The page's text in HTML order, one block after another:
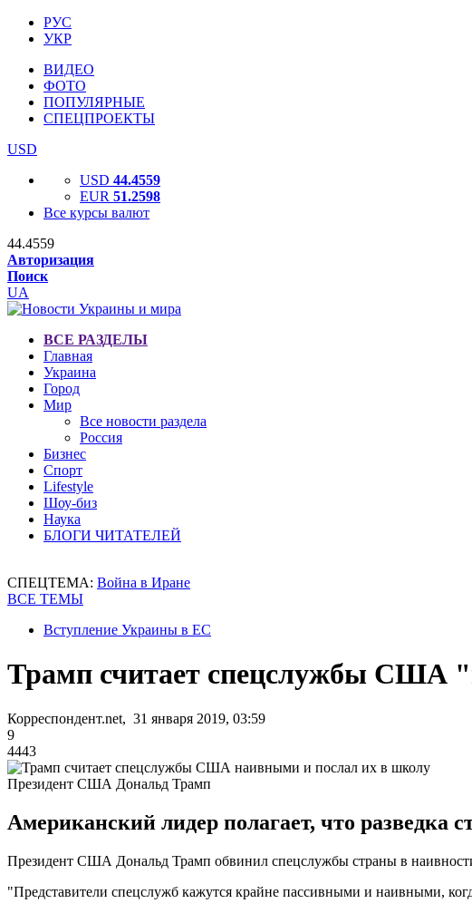
РУС
УКР
ВИДЕО
ФОТО
ПОПУЛЯРНЫЕ
СПЕЦПРОЕКТЫ
USD
USD 44.4559
EUR 51.2598
Все курсы валют
44.4559
Авторизация
Поиск
UA
ВСЕ РАЗДЕЛЫ
Главная
Украина
Город
Мир
Все новости раздела
Россия
Бизнес
Спорт
Lifestyle
Шоу-биз
Наука
БЛОГИ ЧИТАТЕЛЕЙ
СПЕЦТЕМА: Война в Иране
ВСЕ ТЕМЫ
Вступление Украины в ЕС
Трамп считает спецслужбы США
Корреспондент.net, 31 января 2019, 03:59
9
4443
Президент США Дональд Трамп
Американский лидер полагает, что разведка
Президент США Дональд Трамп обвинил спецслужбы страны в
"Представители спецслужб кажутся крайне пассивными и наивными,